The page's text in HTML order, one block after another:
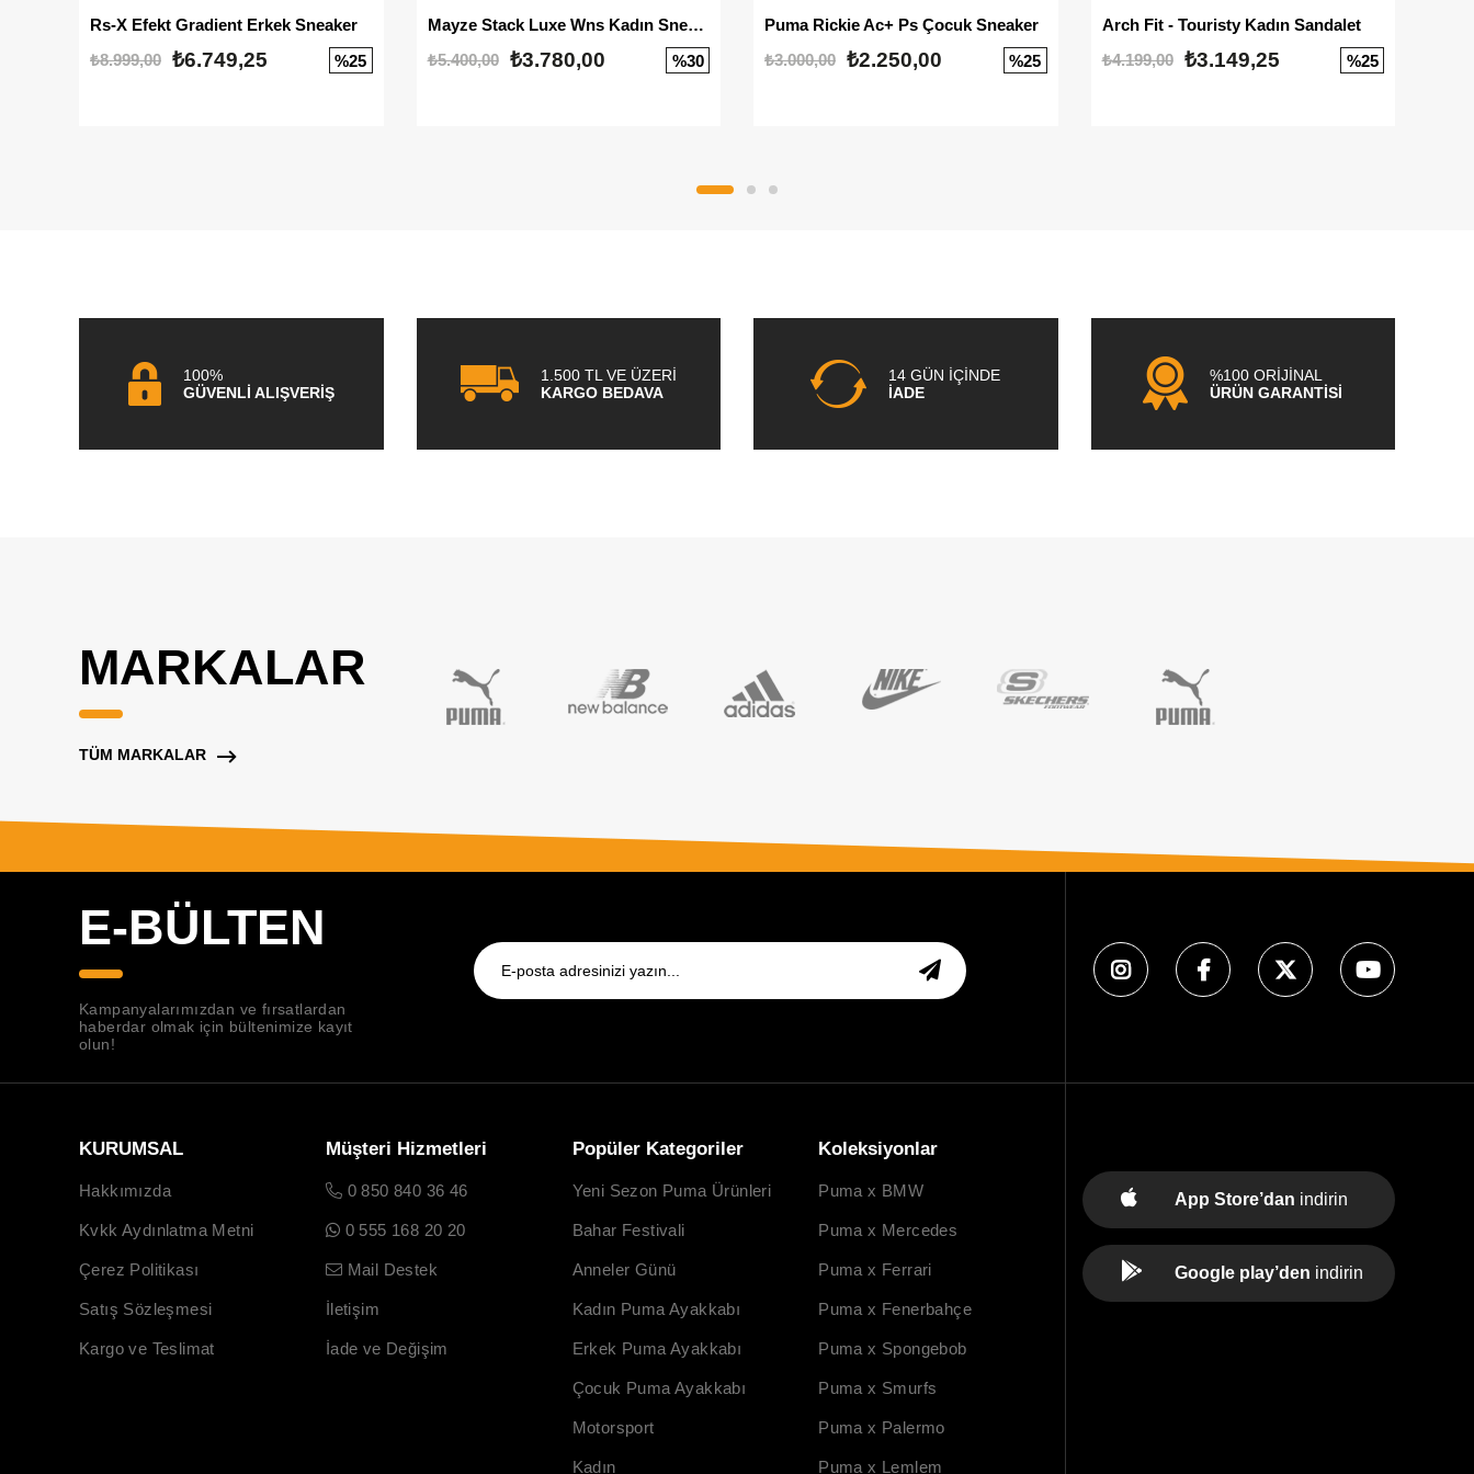
Rs-X Efekt Gradient Erkek Sneaker
₺8.999,00 ₺6.749,25 %25
Mayze Stack Luxe Wns Kadın Sneaker
₺5.400,00
₺3.780,00 %30
Puma Rickie Ac+ Ps Çocuk Sneaker
₺3.000,00 ₺2.250,00 %25
Arch Fit - Touristy Kadın Sandalet
₺4.199,00
₺3.149,25 %25
100%
GÜVENLİ ALIŞVERİŞ
1.500 TL VE ÜZERİ
KARGO BEDAVA
14 GÜN İÇİNDE
İADE
%100 ORİJİNAL
ÜRÜN GARANTİSİ
MARKALAR
TÜM MARKALAR
E-BÜLTEN
Kampanyalarımızdan ve fırsatlardan
haberdar olmak için bültenimize kayıt
olun!
KURUMSAL
Hakkımızda
Kvkk Aydınlatma Metni
Çerez Politikası
Satış Sözleşmesi
Kargo ve Teslimat
Müşteri Hizmetleri
0 850 840 36 46
0 555 168 20 20
Mail Destek
İletişim
İade ve Değişim
Popüler Kategoriler
Yeni Sezon Puma Ürünleri
Bahar Festivali
Anneler Günü
Kadın Puma Ayakkabı
Erkek Puma Ayakkabı
Çocuk Puma Ayakkabı
Motorsport
Kadın
Koleksiyonlar
Puma x BMW
Puma x Mercedes
Puma x Ferrari
Puma x Fenerbahçe
Puma x Spongebob
Puma x Smurfs
Puma x Palermo
Puma x Lemlem
App Store’dan indirin
Google play’den indirin